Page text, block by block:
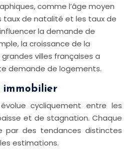
comme l’âge moyen
taux de natalité et les taux de
la demande de
la croissance de la
villes françaises a
demande de logements.
immobilier
cycliquement entre les
et de stagnation. Chaque
par des tendances distinctes
estimations.